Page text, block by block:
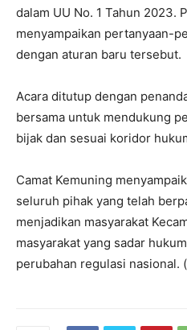
dalam UU No. 1 Tahun 2023.
menyampaikan pertanyaan-
dengan aturan baru tersebut.
Acara ditutup dengan
bersama untuk mendukung
bijak dan sesuai koridor
Camat Kemuning
seluruh pihak yang telah
menjadikan masyarakat
masyarakat yang sadar
perubahan regulasi nasional.